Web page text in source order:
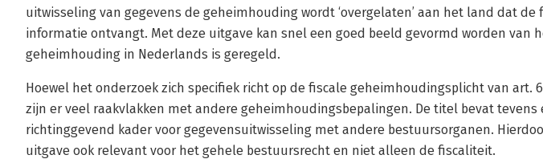
uitwisseling van gegevens de geheimhouding wordt ‘overgelaten’ aan het land dat de
informatie ontvangt. Met deze uitgave kan snel een goed beeld gevormd worden van
geheimhouding in Nederlands is geregeld.
Hoewel het onderzoek zich specifiek richt op de fiscale geheimhoudingsplicht van art.
zijn er veel raakvlakken met andere geheimhoudingsbepalingen. De titel bevat tevens
richtinggevend kader voor gegevensuitwisseling met andere bestuursorganen.
uitgave ook relevant voor het gehele bestuursrecht en niet alleen de fiscaliteit.